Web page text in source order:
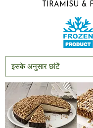
TIRAMISU &